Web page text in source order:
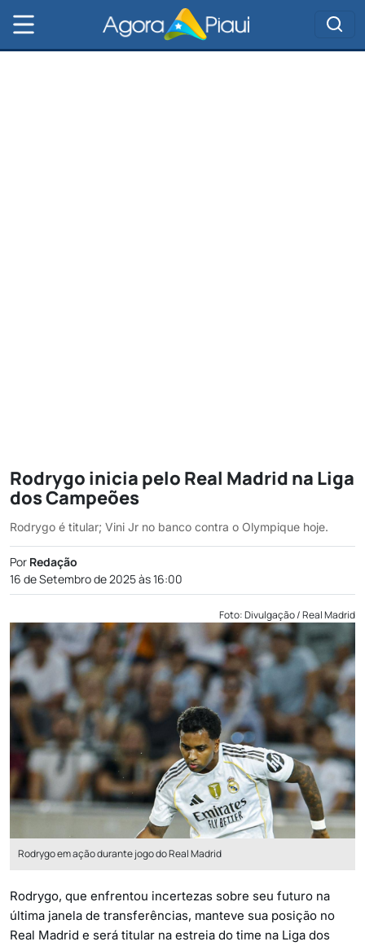
Rodrygo inicia pelo Real Madrid na Liga
dos Campeões
Rodrygo é titular; Vini Jr no banco contra o Olympique hoje.
Por Redação
16 de Setembro de 2025 às 16:00
Foto: Divulgação / Real Madrid
Rodrygo em ação durante jogo do Real Madrid
Rodrygo, que enfrentou incertezas sobre seu futuro na
última janela de transferências, manteve sua posição no
Real Madrid e será titular na estreia do time na Liga dos